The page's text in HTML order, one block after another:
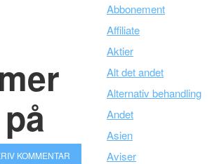
KOMMENTAR
Abbonement
Affiliate
Aktier
Alt det andet
Alternativ behandling
Andet
Asien
Aviser